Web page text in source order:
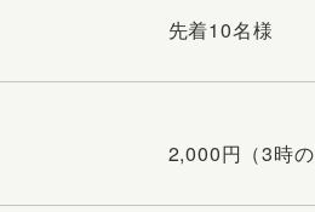
先着10名様
2,000円（3時の